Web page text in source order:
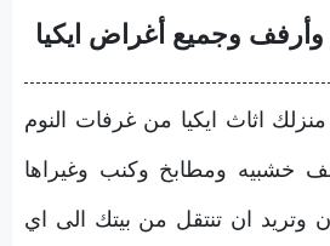
وجميع أغراض ايكيا
اثاث ايكيا من غرفات النوم
خشبيه ومطابخ وكنب وغيراها
وتريد ان تنتقل من بيتك الى اي